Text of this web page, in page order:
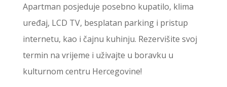
Apartman posjeduje posebno kupatilo, klima
uređaj, LCD TV, besplatan parking i pristup
internetu, kao i čajnu kuhinju. Rezervišite svoj
termin na vrijeme i uživajte u boravku u
kulturnom centru Hercegovine!